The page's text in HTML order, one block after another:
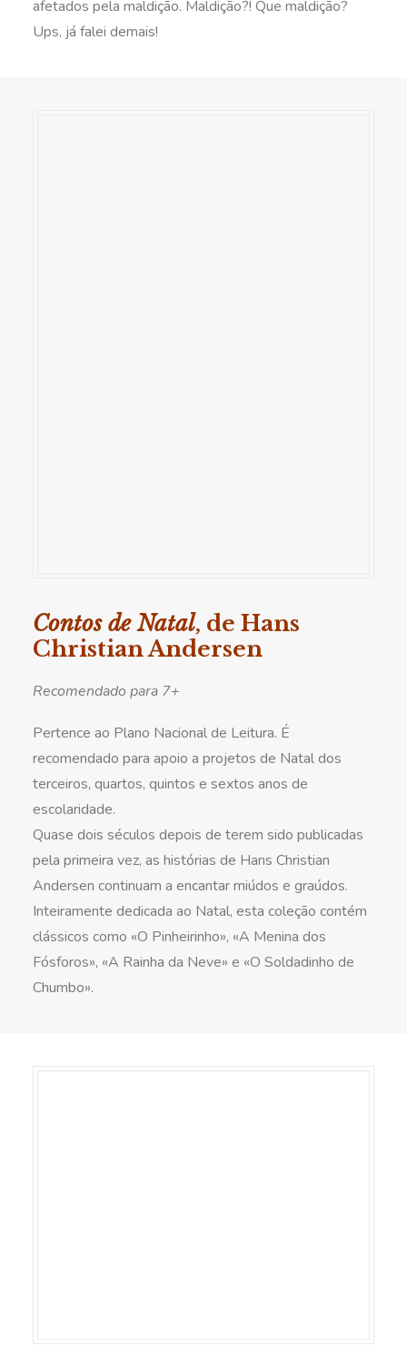
afetados pela maldição. Maldição?! Que maldição?
Ups, já falei demais!
Contos de Natal, de Hans
Christian Andersen
Recomendado para 7+
Pertence ao Plano Nacional de Leitura. É
recomendado para apoio a projetos de Natal dos
terceiros, quartos, quintos e sextos anos de
escolaridade.
Quase dois séculos depois de terem sido publicadas
pela primeira vez, as histórias de Hans Christian
Andersen continuam a encantar miúdos e graúdos.
Inteiramente dedicada ao Natal, esta coleção contém
clássicos como «O Pinheirinho», «A Menina dos
Fósforos», «A Rainha da Neve» e «O Soldadinho de
Chumbo».